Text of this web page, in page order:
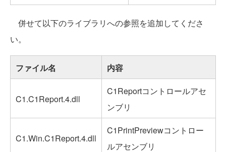
併せて以下のライブラリへの参照を追加してくださ
い。
ファイル名 内容
C1.C1Report.4.dll
C1Reportコントロールアセ
ンブリ
C1.Win.C1Report.4.dll
C1PrintPreviewコントロー
ルアセンブリ